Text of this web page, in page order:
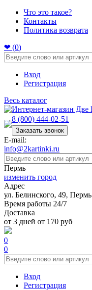
Что это такое?
Контакты
Политика возврата
❤ (0)
Вход
Регистрация
Весь каталог
8 (800) 444-02-51
Заказать звонок
E-mail:
info@2kartinki.ru
Пермь
изменить город
Адрес
ул. Белинского, 49, Пермь
Время работы 24/7
Доставка
от 3 дней от 170 руб
0
0
Вход
Регистрация